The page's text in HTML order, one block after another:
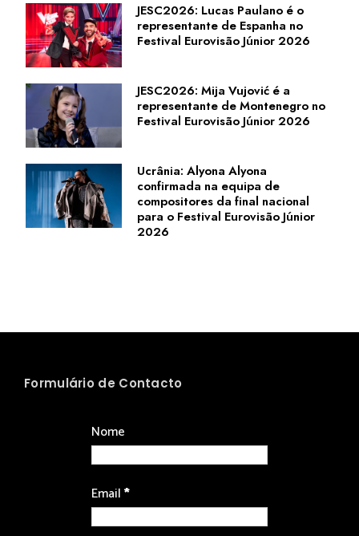
JESC2026: Lucas Paulano é o
representante de Espanha no
Festival Eurovisão Júnior 2026
JESC2026: Mija Vujović é a
representante de Montenegro no
Festival Eurovisão Júnior 2026
Ucrânia: Alyona Alyona
confirmada na equipa de
compositores da final nacional
para o Festival Eurovisão Júnior
2026
Formulário de Contacto
Nome
Email*